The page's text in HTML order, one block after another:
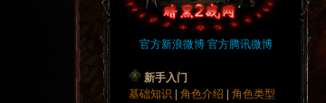
官方新浪微博 官方腾讯微博
新手入门
基础知识
角色介绍
角色类型